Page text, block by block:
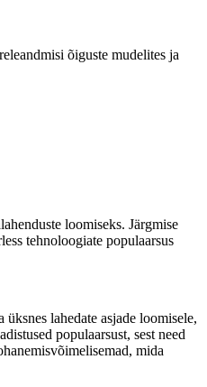
õiguste mudelites ja
loomiseks. Järgmise
tehnoloogiate populaarsus
lahedate asjade loomisele,
populaarsust, sest need
mida